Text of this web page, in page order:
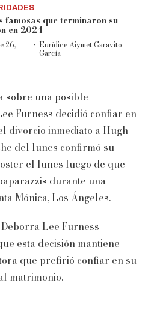
famosas que terminaron su
en 2024
26, · Eurídice Aiymet Garavito
García
sobre una posible
Furness decidió confiar en
divorcio inmediato a Hugh
del lunes confirmó su
el lunes luego de que
durante una
Mónica, Los Ángeles.
Lee Furness
esta decisión mantiene
que prefirió confiar en su
matrimonio.